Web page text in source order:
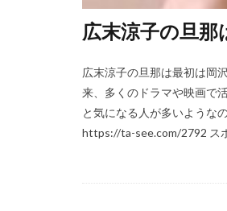
広末涼子の旦那
広末涼子の旦那は最初は岡
来、多くのドラマや映画で
と気になる人が多いような
https://ta-see.com/2792 ス